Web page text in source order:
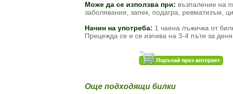
Може да се използва при: възпаление на
заболявания, запек, подагра, ревматизъм,
Начин на употреба: 1 чаена лъжичка от
Прецежда се и се изпива на 3-4 пъти за
Още подходящи билки